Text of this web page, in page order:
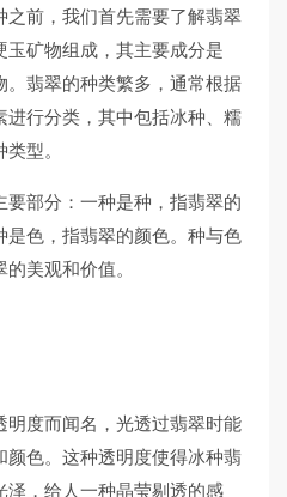
之前，我们首先需要了解翡翠
矿物组成，其主要成分是
翡翠的种类繁多，通常根据
进行分类，其中包括冰种、糯
型。
要部分：一种是种，指翡翠的
是色，指翡翠的颜色。种与色
美观和价值。
明度而闻名，光透过翡翠时能
色。这种透明度使得冰种翡
，给人一种晶莹剔透的感